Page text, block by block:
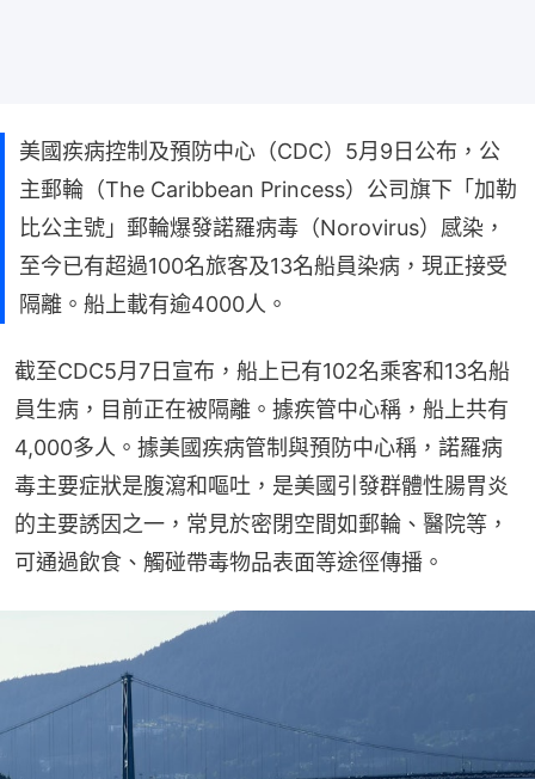
美國疾病控制及預防中心（CDC）5月9日公布，公
主郵輪（The Caribbean Princess）公司旗下「加勒
比公主號」郵輪爆發諾羅病毒（Norovirus）感染，
至今已有超過100名旅客及13名船員染病，現正接受
隔離。船上載有逾4000人。
截至CDC5月7日宣布，船上已有102名乘客和13名船
員生病，目前正在被隔離。據疾管中心稱，船上共有
4,000多人。據美國疾病管制與預防中心稱，諾羅病
毒主要症狀是腹瀉和嘔吐，是美國引發群體性腸胃炎
的主要誘因之一，常見於密閉空間如郵輪、醫院等，
可通過飲食、觸碰帶毒物品表面等途徑傳播。